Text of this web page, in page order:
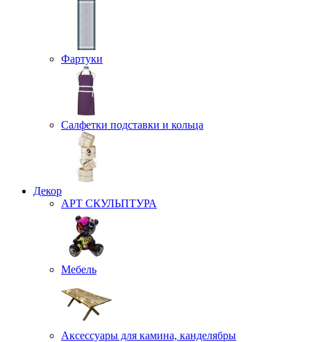
Фартуки
Салфетки подставки и кольца
Декор
АРТ СКУЛЬПТУРА
Мебель
Аксессуары для камина, канделябры